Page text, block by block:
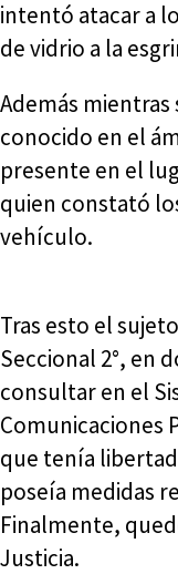
intentó atacar a
de vidrio a la
Además
conocido en el
presente en el
quien constató
vehículo.
Tras esto el
Seccional 2°, en
consultar en el
Comunicaciones
que tenía
poseía medidas
Finalmente,
Justicia.